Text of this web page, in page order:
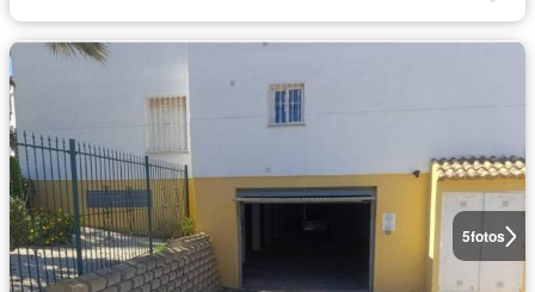
5fotos